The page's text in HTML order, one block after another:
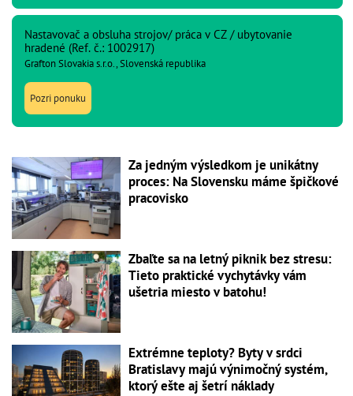
Nastavovač a obsluha strojov/ práca v CZ / ubytovanie
hradené (Ref. č.: 1002917)
Grafton Slovakia s.r.o., Slovenská republika
Pozri ponuku
Za jedným výsledkom je unikátny
proces: Na Slovensku máme špičkové
pracovisko
Zbaľte sa na letný piknik bez stresu:
Tieto praktické vychytávky vám
ušetria miesto v batohu!
Extrémne teploty? Byty v srdci
Bratislavy majú výnimočný systém,
ktorý ešte aj šetrí náklady